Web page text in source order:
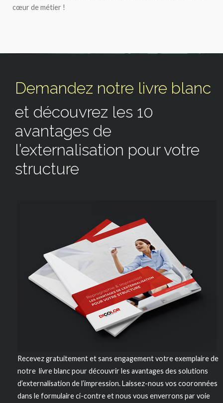
cœur de métier !
Demandez notre livre blanc
et découvrez les 10
avantages de
l’externalisation pour votre
structure
Recevez gratuitement et sans engagement votre exemplaire de
notre livre blanc pour découvrir les avantages des solutions
d’externalisation de l’impression. Laissez-nous vos cooronnées
dans le formulaire ci-contre et nous vous enverrons par voie